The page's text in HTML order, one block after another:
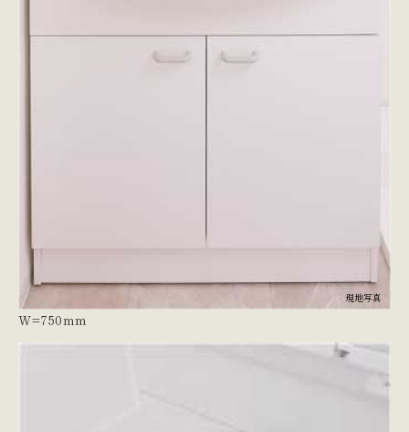
現地写真
W=750mm